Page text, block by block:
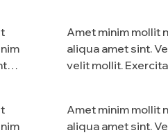
Amet minim mollit
aliqua amet sint.
velit mollit.
Amet minim mollit
aliqua amet sint.